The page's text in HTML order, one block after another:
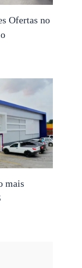
Ofertas no
mais